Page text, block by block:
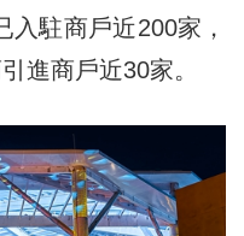
駐商戶近200家，
進商戶近30家。